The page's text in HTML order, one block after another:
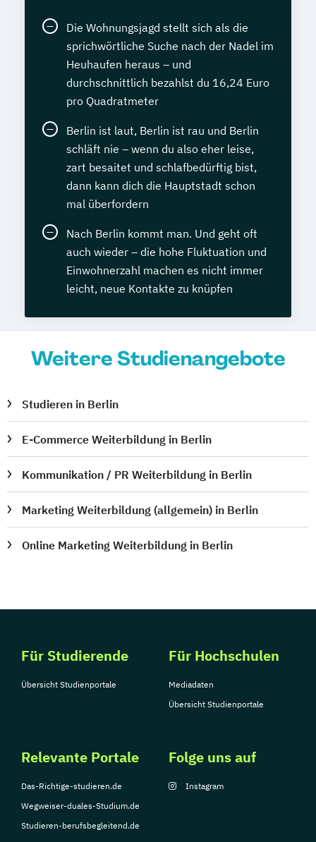
Die Wohnungsjagd stellt sich als die
sprichwörtliche Suche nach der Nadel im
Heuhaufen heraus – und
durchschnittlich bezahlst du 16,24 Euro
pro Quadratmeter
Berlin ist laut, Berlin ist rau und Berlin
schläft nie – wenn du also eher leise,
zart besaitet und schlafbedürftig bist,
dann kann dich die Hauptstadt schon
mal überfordern
Nach Berlin kommt man. Und geht oft
auch wieder – die hohe Fluktuation und
Einwohnerzahl machen es nicht immer
leicht, neue Kontakte zu knüpfen
Weitere Studienangebote
Studieren in Berlin
E-Commerce Weiterbildung in Berlin
Kommunikation / PR Weiterbildung in Berlin
Marketing Weiterbildung (allgemein) in Berlin
Online Marketing Weiterbildung in Berlin
Für Studierende
Übersicht Studienportale
Für Hochschulen
Mediadaten
Übersicht Studienportale
Relevante Portale
Das-Richtige-studieren.de
Wegweiser-duales-Studium.de
Studieren-berufsbegleitend.de
Folge uns auf
Instagram